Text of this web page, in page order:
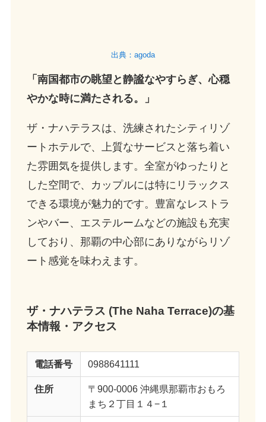
出典：agoda
「南国都市の眺望と静謐なやすらぎ、心穏
やかな時に満たされる。」
ザ・ナハテラスは、洗練されたシティリゾ
ートホテルで、上質なサービスと落ち着い
た雰囲気を提供します。全室がゆったりと
した空間で、カップルには特にリラックス
できる環境が魅力的です。豊富なレストラ
ンやバー、エステルームなどの施設も充実
しており、那覇の中心部にありながらリゾ
ート感覚を味わえます。
ザ・ナハテラス (The Naha Terrace)の基
本情報・アクセス
電話番号 0988641111
住所
〒900-0006 沖縄県那覇市おもろ
まち２丁目１４−１